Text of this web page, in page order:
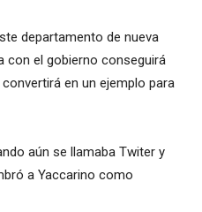
departamento de nueva
con el gobierno conseguirá
en un ejemplo para
aún se llamaba Twiter y
a Yaccarino como